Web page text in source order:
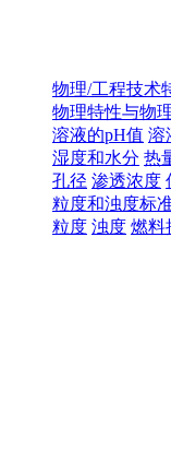
物理/工程技术
物理特性与物
溶液的pH值 溶
湿度和水分 热
孔径 渗透浓度
粒度和浊度标
粒度 浊度 燃料